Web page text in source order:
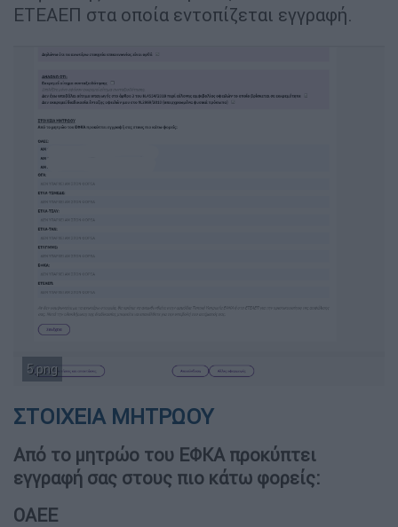
ΕΤΕΑΕΠ στα οποία εντοπίζεται εγγραφή.
5.png
ΣΤΟΙΧΕΙΑ ΜΗΤΡΩΟΥ
Από το μητρώο του ΕΦΚΑ προκύπτει
εγγραφή σας στους πιο κάτω φορείς:
ΟΑΕΕ